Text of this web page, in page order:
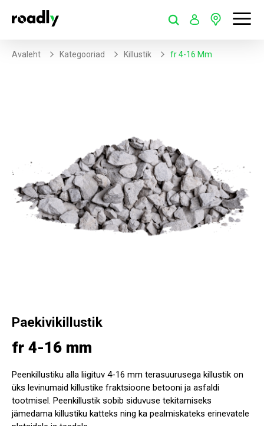
Avaleht Kategooriad Killustik Fr 4-16 Mm
Paekivikillustik
fr 4-16 mm
Peenkillustiku alla liigituv 4-16 mm terasuurusega killustik on
üks levinumaid killustike fraktsioone betooni ja asfaldi
tootmisel. Peenkillustik sobib siduvuse tekitamiseks
jämedama killustiku katteks ning ka pealmiskateks erinevatele